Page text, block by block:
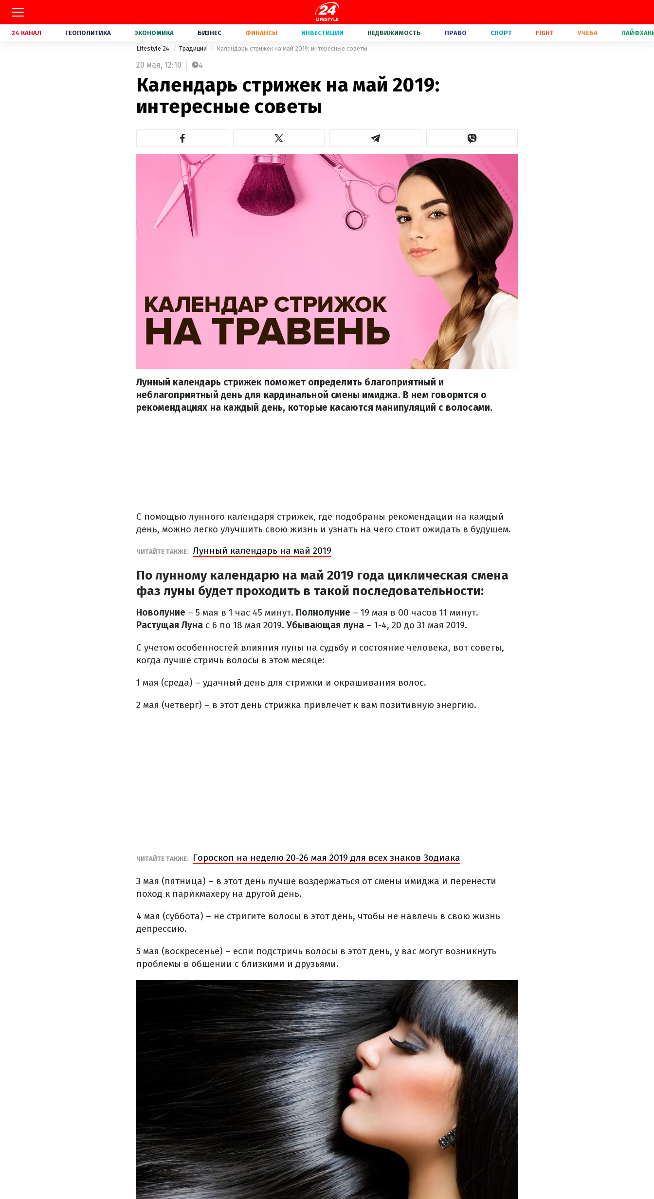
24 КАНАЛ ГЕОПОЛИТИКА ЭКОНОМИКА БИЗНЕС ФИНАНСЫ ИНВЕСТИЦИИ НЕДВИЖИМОСТЬ ПРАВО СПОРТ FIGHT УЧЕБА
Lifestyle 24 Традиции Календарь стрижек на май 2019: интересные советы
20 мая, 12:10 4
Календарь стрижек на май 2019:
интересные советы
Лунный календарь стрижек поможет определить благоприятный и
неблагоприятный день для кардинальной смены имиджа. В нем говорится о
рекомендациях на каждый день, которые касаются манипуляций с волосами.
С помощью лунного календаря стрижек, где подобраны рекомендации на каждый
день, можно легко улучшить свою жизнь и узнать на чего стоит ожидать в будущем.
ЧИТАЙТЕ ТАКЖЕ: Лунный календарь на май 2019
По лунному календарю на май 2019 года циклическая смена
фаз луны будет проходить в такой последовательности:
Новолуние – 5 мая в 1 час 45 минут. Полнолуние – 19 мая в 00 часов 11 минут.
Растущая Луна с 6 по 18 мая 2019. Убывающая луна – 1-4, 20 до 31 мая 2019.
С учетом особенностей влияния луны на судьбу и состояние человека, вот советы,
когда лучше стричь волосы в этом месяце:
1 мая (среда) – удачный день для стрижки и окрашивания волос.
2 мая (четверг) – в этот день стрижка привлечет к вам позитивную энергию.
ЧИТАЙТЕ ТАКЖЕ: Гороскоп на неделю 20-26 мая 2019 для всех знаков Зодиака
3 мая (пятница) – в этот день лучше воздержаться от смены имиджа и перенести
поход к парикмахеру на другой день.
4 мая (суббота) – не стригите волосы в этот день, чтобы не навлечь в свою жизнь
депрессию.
5 мая (воскресенье) – если подстричь волосы в этот день, у вас могут возникнуть
проблемы в общении с близкими и друзьями.